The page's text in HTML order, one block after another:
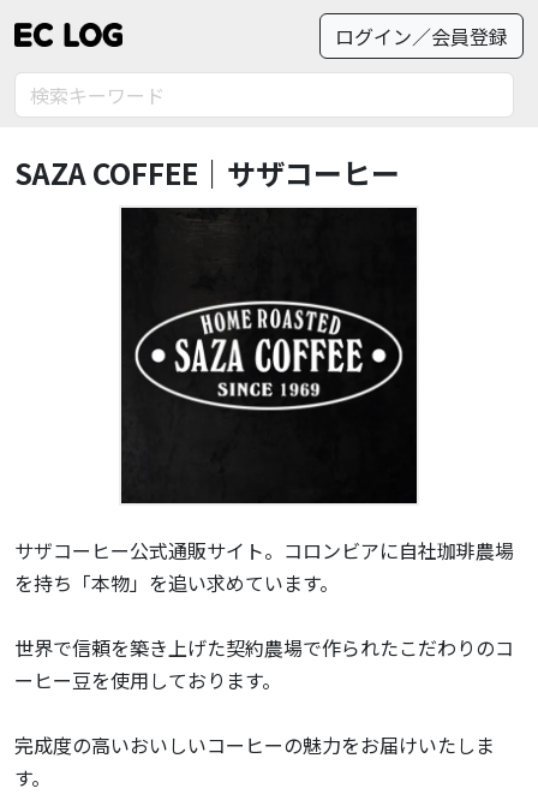
ログイン／会員登録
SAZA COFFEE｜サザコーヒー
サザコーヒー公式通販サイト。コロンビアに自社珈琲農場
を持ち「本物」を追い求めています。
世界で信頼を築き上げた契約農場で作られたこだわりのコ
ーヒー豆を使用しております。
完成度の高いおいしいコーヒーの魅力をお届けいたしま
す。